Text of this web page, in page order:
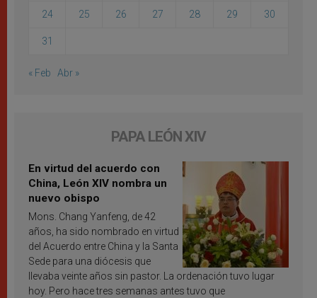
24 25 26 27 28 29 30
31
« Feb Abr »
PAPA LEÓN XIV
En virtud del acuerdo con
China, León XIV nombra un
nuevo obispo
Mons. Chang Yanfeng, de 42
años, ha sido nombrado en virtud
del Acuerdo entre China y la Santa
Sede para una diócesis que
llevaba veinte años sin pastor. La ordenación tuvo lugar
hoy. Pero hace tres semanas antes tuvo que